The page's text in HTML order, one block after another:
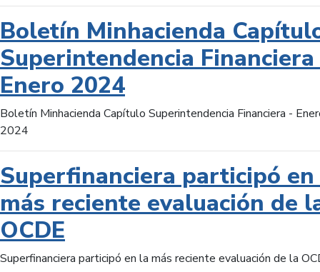
Boletín Minhacienda
Superintendencia
Enero 2024
Boletín Minhacienda Capítulo Superintendencia Financiera -
2024
Superfinanciera participó
más reciente evaluación de
OCDE
Superfinanciera participó en la más reciente evaluación de la